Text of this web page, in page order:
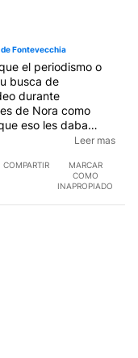
Fontevecchia
el periodismo o
busca de
durante
de Nora como
eso les daba
pasado muy mal
Leer mas
COMPARTIR
MARCAR
COMO
INAPROPIADO